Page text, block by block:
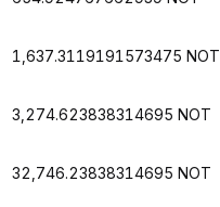
1,637.3119191573475 NOT
3,274.623838314695 NOT
32,746.23838314695 NOT